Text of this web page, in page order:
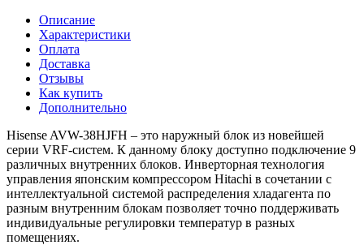
Описание
Характеристики
Оплата
Доставка
Отзывы
Как купить
Дополнительно
Hisense AVW-38HJFH – это наружный блок из новейшей
серии VRF-систем. К данному блоку доступно подключение 9
различных внутренних блоков. Инверторная технология
управления японским компрессором Hitachi в сочетании с
интеллектуальной системой распределения хладагента по
разным внутренним блокам позволяет точно поддерживать
индивидуальные регулировки температур в разных
помещениях.